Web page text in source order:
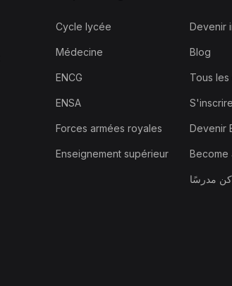
Cycle lycée
Médecine
ENCG
ENSA
Forces armées royales
Enseignement supérieur
Devenir
Blog
Tous les
S'inscrire
Devenir
Become
كن مدرسًا